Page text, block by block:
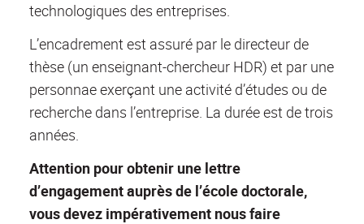
technologiques des entreprises.
L’encadrement est assuré par le directeur de
thèse (un enseignant-chercheur HDR) et par une
personnae exerçant une activité d’études ou de
recherche dans l’entreprise. La durée est de trois
années.
Attention pour obtenir une lettre
d’engagement auprès de l’école doctorale,
vous devez impérativement nous faire